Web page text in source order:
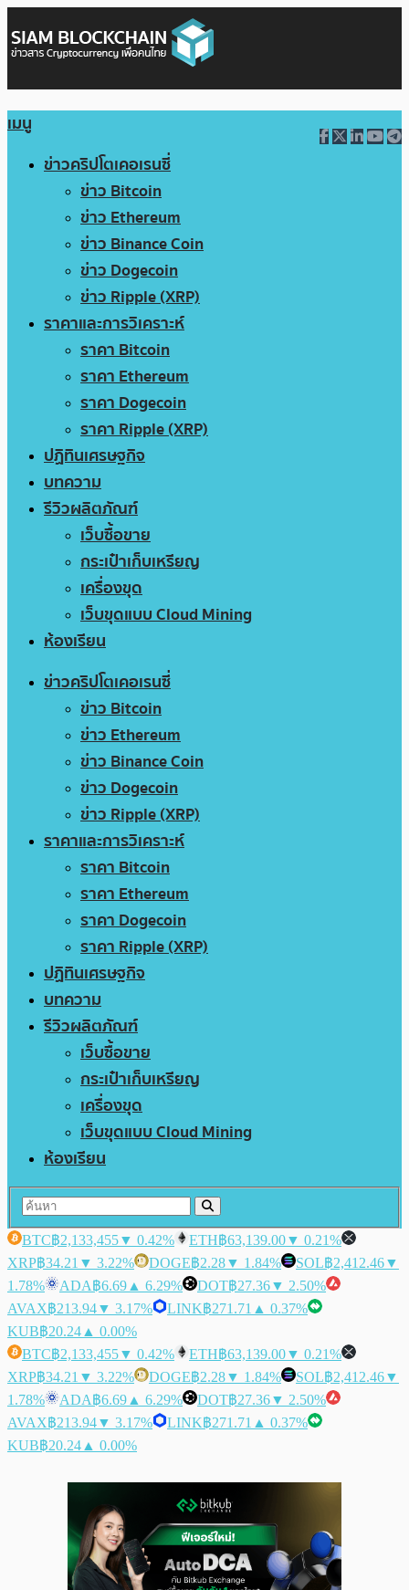
เมนู
ข่าวคริปโตเคอเรนซี่
ข่าว Bitcoin
ข่าว Ethereum
ข่าว Binance Coin
ข่าว Dogecoin
ข่าว Ripple (XRP)
ราคาและการวิเคราะห์
ราคา Bitcoin
ราคา Ethereum
ราคา Dogecoin
ราคา Ripple (XRP)
ปฏิทินเศรษฐกิจ
บทความ
รีวิวผลิตภัณฑ์
เว็บซื้อขาย
กระเป๋าเก็บเหรียญ
เครื่องขุด
เว็บขุดแบบ Cloud Mining
ห้องเรียน
ข่าวคริปโตเคอเรนซี่
ข่าว Bitcoin
ข่าว Ethereum
ข่าว Binance Coin
ข่าว Dogecoin
ข่าว Ripple (XRP)
ราคาและการวิเคราะห์
ราคา Bitcoin
ราคา Ethereum
ราคา Dogecoin
ราคา Ripple (XRP)
ปฏิทินเศรษฐกิจ
บทความ
รีวิวผลิตภัณฑ์
เว็บซื้อขาย
กระเป๋าเก็บเหรียญ
เครื่องขุด
เว็บขุดแบบ Cloud Mining
ห้องเรียน
BTC฿2,133,455▼ 0.42% ETH฿63,139.00▼ 0.21%
XRP฿34.21 ▼ 3.22% DOGE฿2.28▼ 1.84% SOL฿2,412.46▼
1.78%
ADA฿6.69 ▲ 6.29% DOT฿27.36▼ 2.50%
AVAX฿213.94▼ 3.17% LINK฿271.71 ▲ 0.37%
KUB฿20.24 ▲ 0.00%
BTC฿2,133,455▼ 0.42% ETH฿63,139.00▼ 0.21%
XRP฿34.21 ▼ 3.22% DOGE฿2.28▼ 1.84% SOL฿2,412.46▼
1.78%
ADA฿6.69 ▲ 6.29% DOT฿27.36▼ 2.50%
AVAX฿213.94▼ 3.17% LINK฿271.71 ▲ 0.37%
KUB฿20.24 ▲ 0.00%